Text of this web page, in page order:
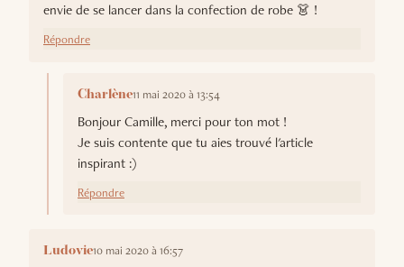
envie de se lancer dans la confection de robe 👗 !
Répondre
Charlène11 mai 2020 à 13:54
Bonjour Camille, merci pour ton mot !
Je suis contente que tu aies trouvé l'article
inspirant :)
Répondre
Ludovie10 mai 2020 à 16:57